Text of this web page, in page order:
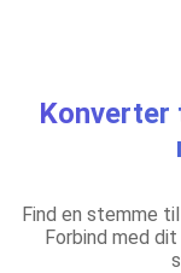
Find en stemme
Forbind med